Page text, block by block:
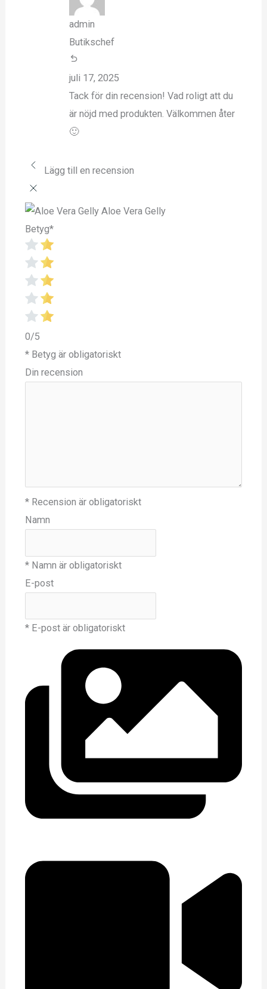
admin
Butikschef
juli 17, 2025
Tack för din recension! Vad roligt att du
är nöjd med produkten. Välkommen åter
🙂
Lägg till en recension
Aloe Vera Gelly
Betyg*
0/5
* Betyg är obligatoriskt
Din recension
* Recension är obligatoriskt
Namn
* Namn är obligatoriskt
E-post
* E-post är obligatoriskt